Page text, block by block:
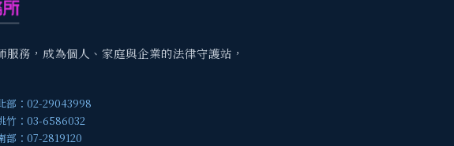
務，成為個人、家庭與企業的法律守護站，
部：02-29043998
竹：03-6586032
部：07-2819120